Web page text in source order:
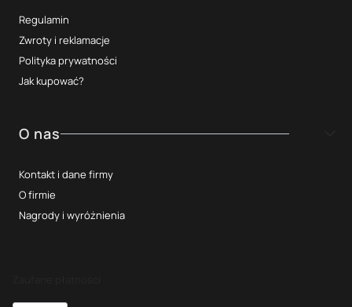
Regulamin
Zwroty i reklamacje
Polityka prywatności
Jak kupować?
O nas
Kontakt i dane firmy
O firmie
Nagrody i wyróżnienia